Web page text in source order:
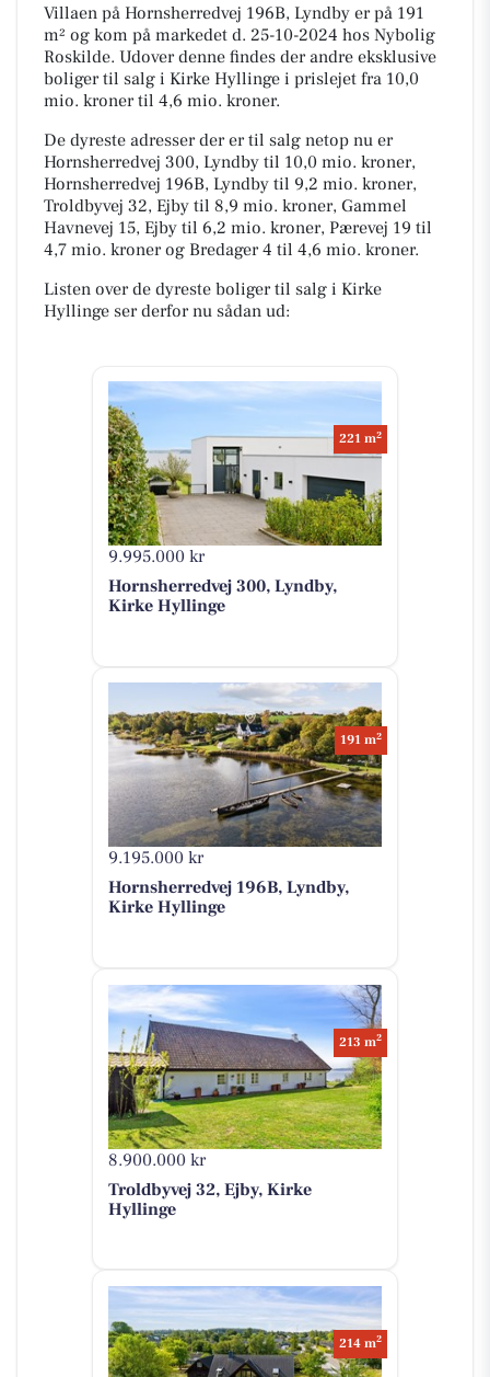
Villaen på Hornsherredvej 196B, Lyndby er på 191
m² og kom på markedet d. 25-10-2024 hos Nybolig
Roskilde. Udover denne findes der andre eksklusive
boliger til salg i Kirke Hyllinge i prislejet fra 10,0
mio. kroner til 4,6 mio. kroner.
De dyreste adresser der er til salg netop nu er
Hornsherredvej 300, Lyndby til 10,0 mio. kroner,
Hornsherredvej 196B, Lyndby til 9,2 mio. kroner,
Troldbyvej 32, Ejby til 8,9 mio. kroner, Gammel
Havnevej 15, Ejby til 6,2 mio. kroner, Pærevej 19 til
4,7 mio. kroner og Bredager 4 til 4,6 mio. kroner.
Listen over de dyreste boliger til salg i Kirke
Hyllinge ser derfor nu sådan ud:
9.995.000 kr
221 m2
Hornsherredvej 300, Lyndby,
Kirke Hyllinge
9.195.000 kr
191 m2
Hornsherredvej 196B, Lyndby,
Kirke Hyllinge
8.900.000 kr
213 m2
Troldbyvej 32, Ejby, Kirke
Hyllinge
214 m2